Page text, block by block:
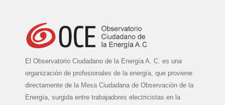
El Observatorio Ciudadano de la Energía A. C. es una
organización de profesionales de la energía, que proviene
directamente de la Mesa Ciudadana de Observación de la
Energía, surgida entre trabajadores electricistas en la